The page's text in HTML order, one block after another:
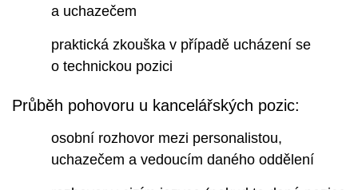
a uchazečem
praktická zkouška v případě ucházení se
o technickou pozici
Průběh pohovoru u kancelářských pozic:
osobní rozhovor mezi personalistou,
uchazečem a vedoucím daného oddělení